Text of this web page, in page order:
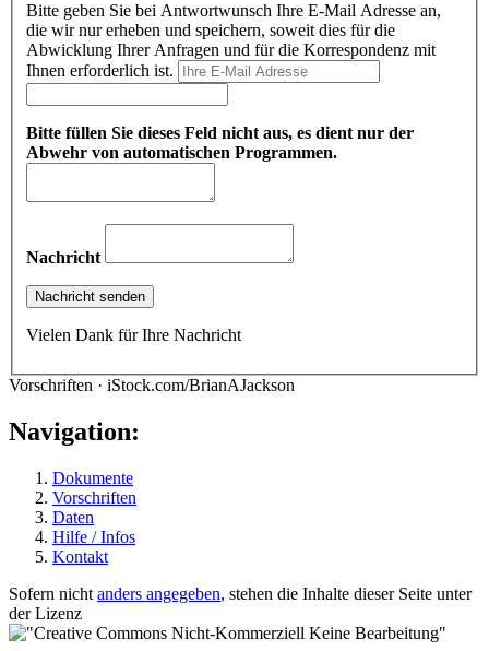
Bitte geben Sie bei Antwortwunsch Ihre E-Mail Adresse an,
die wir nur erheben und speichern, soweit dies für die
Abwicklung Ihrer Anfragen und für die Korrespondenz mit
Ihnen erforderlich ist.
Bitte füllen Sie dieses Feld nicht aus, es dient nur der
Abwehr von automatischen Programmen.
Nachricht
Vielen Dank für Ihre Nachricht
Vorschriften · iStock.com/BrianAJackson
Navigation:
Dokumente
Vorschriften
Daten
Hilfe / Infos
Kontakt
Sofern nicht anders angegeben, stehen die Inhalte dieser Seite unter
der Lizenz